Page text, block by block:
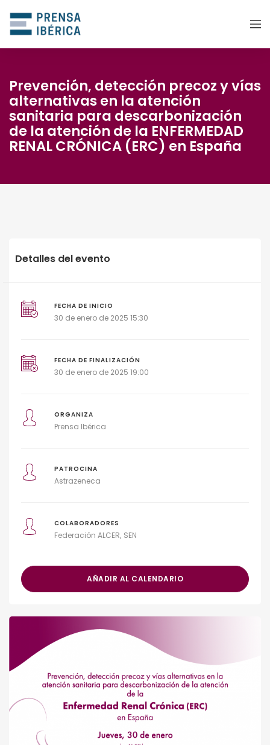
Prevención, detección precoz y vías
alternativas en la atención
sanitaria para descarbonización
de la atención de la ENFERMEDAD
RENAL CRÓNICA (ERC) en España
Detalles del evento
FECHA DE INICIO
30 de enero de 2025 15:30
FECHA DE FINALIZACIÓN
30 de enero de 2025 19:00
ORGANIZA
Prensa Ibérica
PATROCINA
Astrazeneca
COLABORADORES
Federación ALCER SEN
AÑADIR AL CALENDARIO